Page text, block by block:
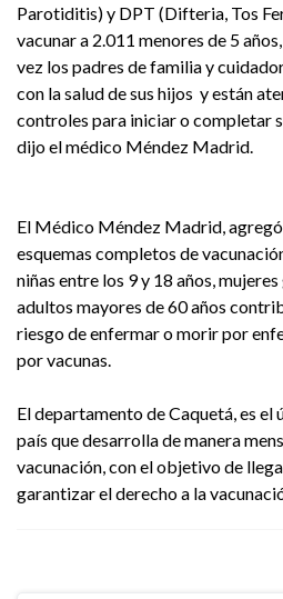
Parotiditis) y DPT (Difteria, Tos
vacunar a 2.011 menores de 5
vez los padres de familia y
con la salud de sus hijos y están
controles para iniciar o completar
dijo el médico Méndez Madrid.
El Médico Méndez Madrid,
esquemas completos de
niñas entre los 9 y 18 años,
adultos mayores de 60 años
riesgo de enfermar o morir por
por vacunas.
El departamento de Caquetá, es
país que desarrolla de manera
vacunación, con el objetivo de
garantizar el derecho a la